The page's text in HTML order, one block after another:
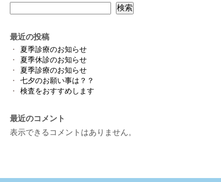
検索
最近の投稿
夏季診療のお知らせ
夏季休診のお知らせ
夏季診療のお知らせ
七夕のお願い事は？？
検査をおすすめします
最近のコメント
表示できるコメントはありません。